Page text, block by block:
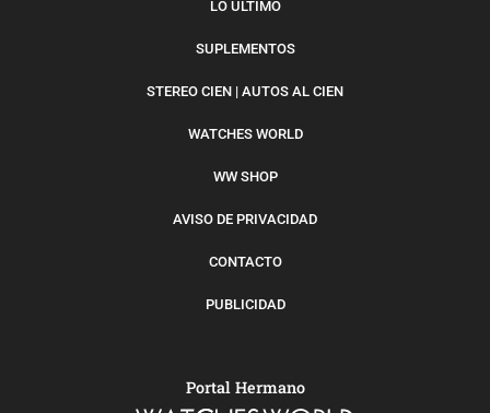
LO ÚLTIMO
SUPLEMENTOS
STEREO CIEN | AUTOS AL CIEN
WATCHES WORLD
WW SHOP
AVISO DE PRIVACIDAD
CONTACTO
PUBLICIDAD
Portal Hermano